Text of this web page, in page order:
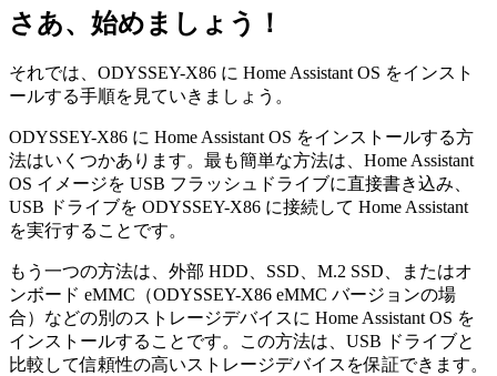
さあ、始めましょう！
それでは、ODYSSEY-X86 に Home Assistant OS をインスト
ールする手順を見ていきましょう。
ODYSSEY-X86 に Home Assistant OS をインストールする方
法はいくつかあります。最も簡単な方法は、Home Assistant
OS イメージを USB フラッシュドライブに直接書き込み、
USB ドライブを ODYSSEY-X86 に接続して Home Assistant
を実行することです。
もう一つの方法は、外部 HDD、SSD、M.2 SSD、またはオ
ンボード eMMC（ODYSSEY-X86 eMMC バージョンの場
合）などの別のストレージデバイスに Home Assistant OS を
インストールすることです。この方法は、USB ドライブと
比較して信頼性の高いストレージデバイスを保証できます。